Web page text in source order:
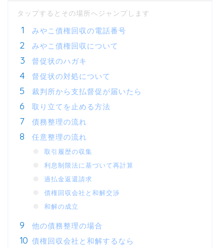
みやこ債権回収の電話番号
みやこ債権回収について
督促状のハガキ
督促状の対処について
裁判所から支払督促が届いたら
取り立てを止める方法
債務整理の流れ
任意整理の流れ
取引履歴の収集
利息制限法に基づいて再計算
過払金返還請求
債権回収会社と和解交渉
和解の成立
他の債務整理の場合
債権回収会社と和解するなら